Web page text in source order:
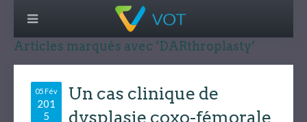
Articles marqués avec ‘DARthroplasty’
05 Fév
201
5
Un cas clinique de
dysplasie coxo-fémorale